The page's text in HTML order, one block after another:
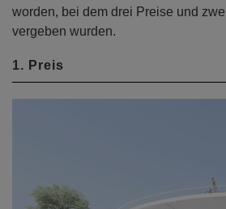
worden, bei dem drei Preise und
vergeben wurden.
1. Preis